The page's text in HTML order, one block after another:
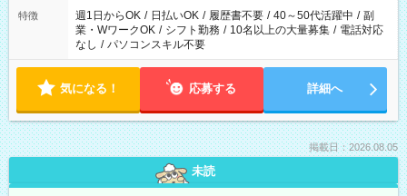
特徴 週1日からOK / 日払いOK / 履歴書不要 / 40～50代活躍中 / 副
業・WワークOK / シフト勤務 / 10名以上の大量募集 / 電話対応
なし / パソコンスキル不要
気になる！ 応募する 詳細へ
掲載日：2026.08.05
未読